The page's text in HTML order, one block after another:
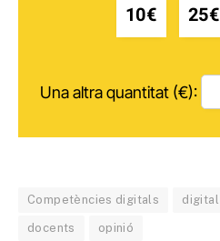
10€ 25€
Una altra quantitat (€):
Competències digitals digital
docents opinió